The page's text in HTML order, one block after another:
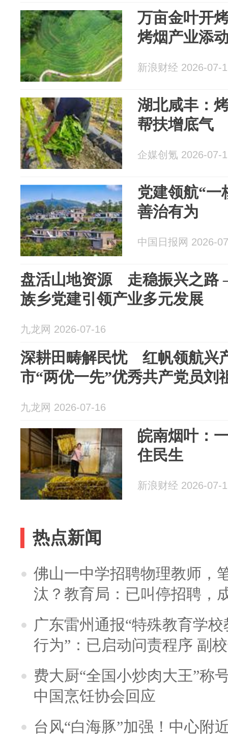
万亩金叶开
烤烟产业添
新浪财经 2026-07-
湖北咸丰：
帮扶增底气
企媒创氪 2026-07-
党建领航“一
善治有为
中国日报网 2026-
盘活山地资源 走稳振兴之
族乡党建引领产业多元发展
九龙网 2026-07-16
深耕田畴解民忧 红帆领航
市“两优一先”优秀共产党员刘
九龙网 2026-07-16
皖南烟叶：
住民生
新浪财经 2026-07-
热点新闻
佛山一中学招聘物理教师，
汰？教育局：已叫停招聘，
广东雷州通报“特殊教育学
行为”：已启动问责程序 副
费大厨“全国小炒肉大王”称
中国烹饪协会回应
台风“白海豚”加强！中心附